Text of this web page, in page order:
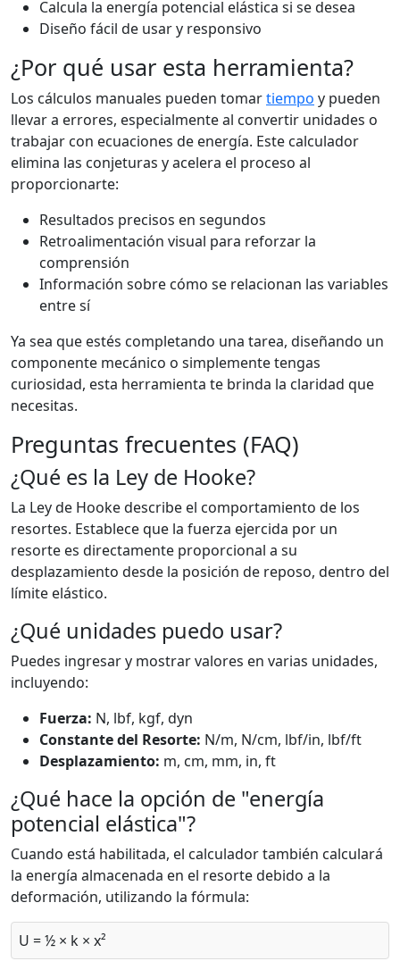
Calcula la energía potencial elástica si se desea
Diseño fácil de usar y responsivo
¿Por qué usar esta herramienta?
Los cálculos manuales pueden tomartiempo y pueden
llevar a errores, especialmente al convertir unidades o
trabajar con ecuaciones de energía. Este calculador
elimina las conjeturas y acelera el proceso al
proporcionarte:
Resultados precisos en segundos
Retroalimentación visual para reforzar la
comprensión
Información sobre cómo se relacionan las variables
entre sí
Ya sea que estés completando una tarea, diseñando un
componente mecánico o simplemente tengas
curiosidad, esta herramienta te brinda la claridad que
necesitas.
Preguntas frecuentes (FAQ)
¿Qué es la Ley de Hooke?
La Ley de Hooke describe el comportamiento de los
resortes. Establece que la fuerza ejercida por un
resorte es directamente proporcional a su
desplazamiento desde la posición de reposo, dentro del
límite elástico.
¿Qué unidades puedo usar?
Puedes ingresar y mostrar valores en varias unidades,
incluyendo:
Fuerza: N, lbf, kgf, dyn
Constante del Resorte: N/m, N/cm, lbf/in, lbf/ft
Desplazamiento: m, cm, mm, in, ft
¿Qué hace la opción de "energía
potencial elástica"?
Cuando está habilitada, el calculador también calculará
la energía almacenada en el resorte debido a la
deformación, utilizando la fórmula:
U = ½ × k × x²